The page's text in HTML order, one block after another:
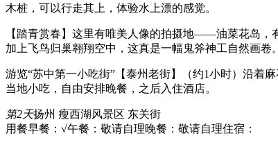
木桩，可以行走其上，体验水上漂的感觉。
【踏青赏春】这里有唯美人像的拍摄地——油菜花岛，
加上飞鸟归巢翱翔空中，这真是一幅鬼斧神工自然画卷。
游览“苏中第一小吃街”【泰州老街】（约1小时）沿着
当地小吃，自由安排晚餐，之后入住酒店。
第2天扬州 瘦西湖风景区 东关街
用餐早餐：√午餐：敬请自理晚餐：敬请自理住宿：